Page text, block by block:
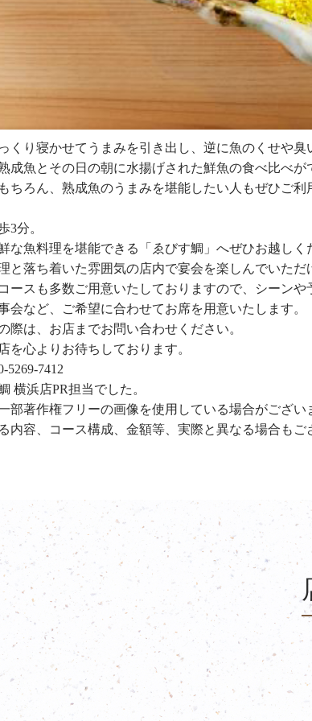
くり寝かせてうまみを引き出し、逆に魚のくせや
成魚とその日の朝に水揚げされた鮮魚の食べ比べ
ちろん、熟成魚のうまみを堪能したい人もぜひご利
3分。
な魚料理を堪能できる「ゑびす鯛」へぜひお越しく
と落ち着いた雰囲気の店内で宴会を楽しんでいただ
ースも多数ご用意いたしておりますので、シーンや
会など、ご希望に合わせてお席を用意いたします。
際は、お店までお問い合わせください。
を心よりお待ちしております。
5269-7412
横浜店PR担当でした。
部著作権フリーの画像を使用している場合がござい
内容、コース構成、金額等、実際と異なる場合も